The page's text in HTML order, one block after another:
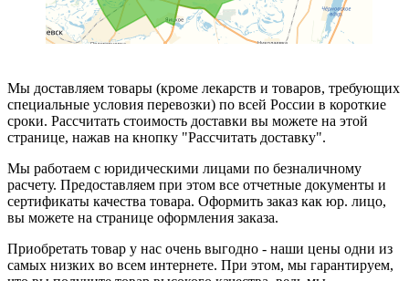
Мы доставляем товары (кроме лекарств и товаров, требующих
специальные условия перевозки) по всей России в короткие
сроки. Рассчитать стоимость доставки вы можете на этой
странице, нажав на кнопку "Рассчитать доставку".
Мы работаем с юридическими лицами по безналичному
расчету. Предоставляем при этом все отчетные документы и
сертификаты качества товара. Оформить заказ как юр. лицо,
вы можете на странице оформления заказа.
Приобретать товар у нас очень выгодно - наши цены одни из
самых низких во всем интернете. При этом, мы гарантируем,